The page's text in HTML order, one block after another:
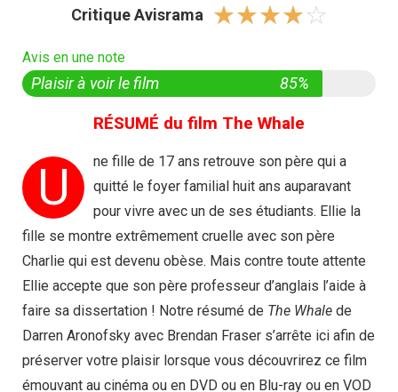
Critique Avisrama ☆☆☆☆☆
Avis en une note
Plaisir à voir le film 85%
RÉSUMÉ du film The Whale
U
ne fille de 17 ans retrouve son père qui a
quitté le foyer familial huit ans auparavant
pour vivre avec un de ses étudiants. Ellie la
fille se montre extrêmement cruelle avec son père
Charlie qui est devenu obèse. Mais contre toute attente
Ellie accepte que son père professeur d’anglais l’aide à
faire sa dissertation ! Notre résumé de The Whale de
Darren Aronofsky avec Brendan Fraser s’arrête ici afin de
préserver votre plaisir lorsque vous découvrirez ce film
émouvant au cinéma ou en DVD ou en Blu-ray ou en VOD